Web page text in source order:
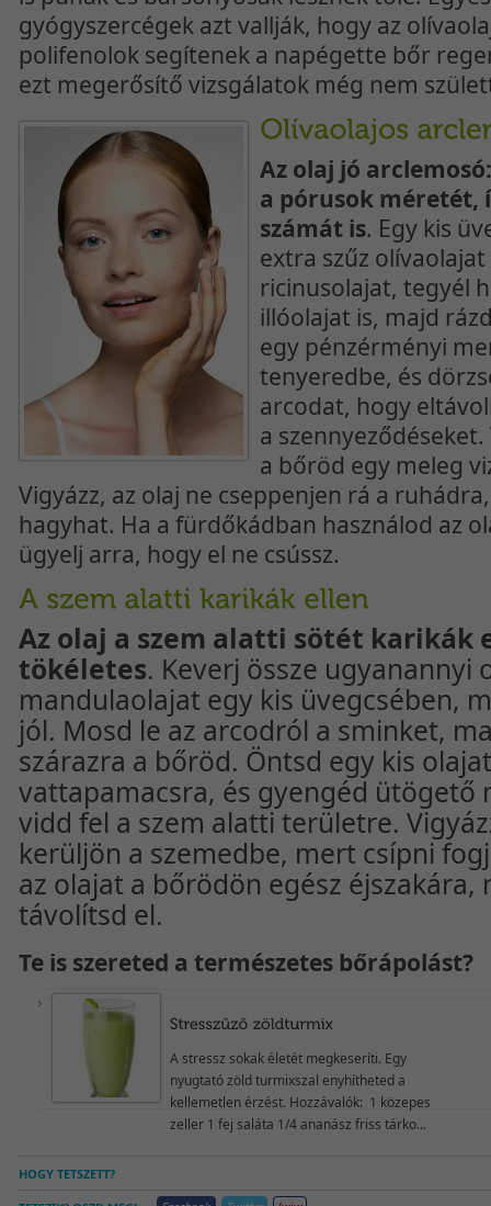
gyógyszercégek azt vallják, hogy az
polifenolok segítenek a napégette bőr
ezt megerősítő vizsgálatok még nem
Az olaj jó
a pórusok méretét,
számát is. Egy kis
extra szűz olívaolajat
ricinusolajat, tegyél
illóolajat is, majd
egy pénzérményi
tenyeredbe, és
arcodat, hogy
a
a bőröd egy meleg
Vigyázz, az olaj ne cseppenjen rá a
hagyhat. Ha a fürdőkádban használod az
ügyelj arra, hogy el ne csússz.
Az olaj a szem alatti sötét karikák
tökéletes. Keverj össze ugyanannyi
mandulaolajat egy kis üvegcsében,
jól. Mosd le az arcodról a sminket,
szárazra a bőröd. Öntsd egy kis
vattapamacsra, és gyengéd ütögető
vidd fel a szem alatti területre.
kerüljön a szemedbe, mert csípni
az olajat a bőrödön egész éjszakára,
távolítsd el.
Te is szereted a természetes bőrápolást?
A stressz sokak életét megkeseríti. Egy
nyugtató zöld turmixszal enyhítheted a
kellemetlen érzést. Hozzávalók: 1 közepes
zeller 1 fej saláta 1/4 ananász friss tárko...
HOGY TETSZETT?